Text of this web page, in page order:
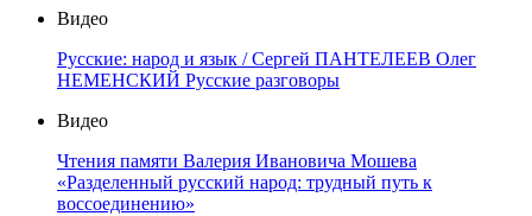
Видео
Русские: народ и язык / Сергей ПАНТЕЛЕЕВ Олег
НЕМЕНСКИЙ Русские разговоры
Видео
Чтения памяти Валерия Ивановича Мошева
«Разделенный русский народ: трудный путь к
воссоединению»